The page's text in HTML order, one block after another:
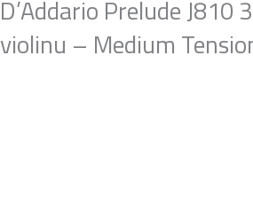
D’Addario Prelude J810
violinu – Medium